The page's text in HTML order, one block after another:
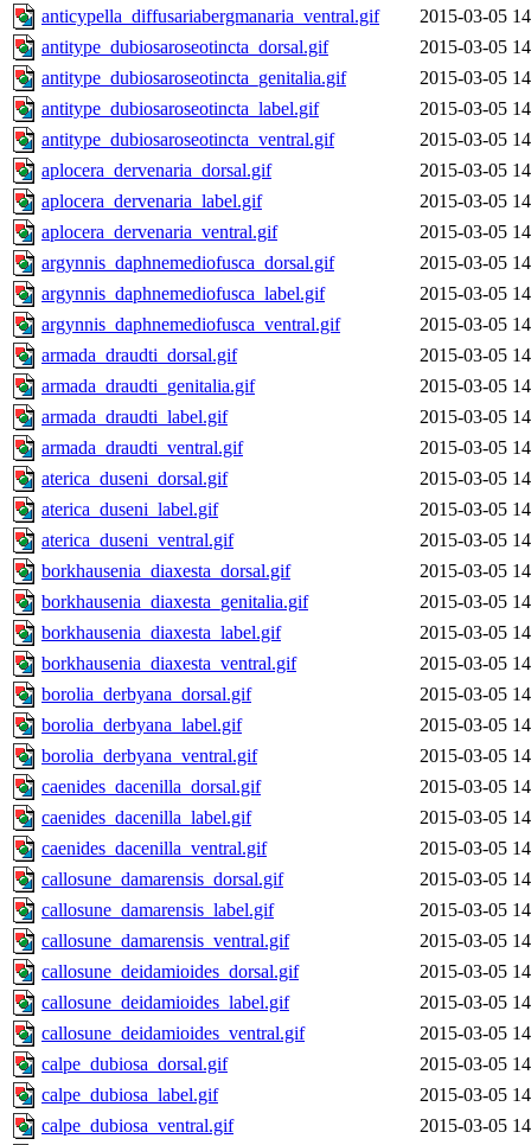
anticypella_diffusariabergmanaria_ventral.gif
2015-03-05
antitype_dubiosaroseotincta_dorsal.gif
2015-03-05
antitype_dubiosaroseotincta_genitalia.gif
2015-03-05
antitype_dubiosaroseotincta_label.gif
2015-03-05
antitype_dubiosaroseotincta_ventral.gif
2015-03-05
aplocera_dervenaria_dorsal.gif
2015-03-05
aplocera_dervenaria_label.gif
2015-03-05
aplocera_dervenaria_ventral.gif
2015-03-05
argynnis_daphnemediofusca_dorsal.gif
2015-03-05
argynnis_daphnemediofusca_label.gif
2015-03-05
argynnis_daphnemediofusca_ventral.gif
2015-03-05
armada_draudti_dorsal.gif
2015-03-05
armada_draudti_genitalia.gif
2015-03-05
armada_draudti_label.gif
2015-03-05
armada_draudti_ventral.gif
2015-03-05
aterica_duseni_dorsal.gif
2015-03-05
aterica_duseni_label.gif
2015-03-05
aterica_duseni_ventral.gif
2015-03-05
borkhausenia_diaxesta_dorsal.gif
2015-03-05
borkhausenia_diaxesta_genitalia.gif
2015-03-05
borkhausenia_diaxesta_label.gif
2015-03-05
borkhausenia_diaxesta_ventral.gif
2015-03-05
borolia_derbyana_dorsal.gif
2015-03-05
borolia_derbyana_label.gif
2015-03-05
borolia_derbyana_ventral.gif
2015-03-05
caenides_dacenilla_dorsal.gif
2015-03-05
caenides_dacenilla_label.gif
2015-03-05
caenides_dacenilla_ventral.gif
2015-03-05
callosune_damarensis_dorsal.gif
2015-03-05
callosune_damarensis_label.gif
2015-03-05
callosune_damarensis_ventral.gif
2015-03-05
callosune_deidamioides_dorsal.gif
2015-03-05
callosune_deidamioides_label.gif
2015-03-05
callosune_deidamioides_ventral.gif
2015-03-05
calpe_dubiosa_dorsal.gif
2015-03-05
calpe_dubiosa_label.gif
2015-03-05
calpe_dubiosa_ventral.gif
2015-03-05